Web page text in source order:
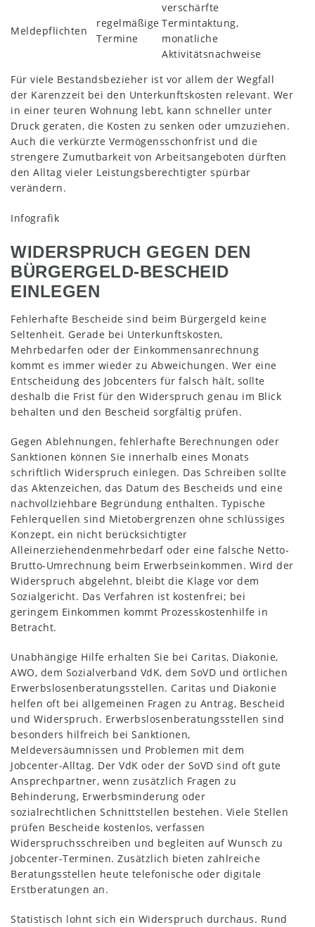
Meldepflichten
regelmäßige
Termine
verschärfte
Termintaktung,
monatliche
Aktivitätsnachweise
Für viele Bestandsbezieher ist vor allem der Wegfall
der Karenzzeit bei den Unterkunftskosten relevant. Wer
in einer teuren Wohnung lebt, kann schneller unter
Druck geraten, die Kosten zu senken oder umzuziehen.
Auch die verkürzte Vermögensschonfrist und die
strengere Zumutbarkeit von Arbeitsangeboten dürften
den Alltag vieler Leistungsberechtigter spürbar
verändern.
Infografik
WIDERSPRUCH GEGEN DEN
BÜRGERGELD-BESCHEID
EINLEGEN
Fehlerhafte Bescheide sind beim Bürgergeld keine
Seltenheit. Gerade bei Unterkunftskosten,
Mehrbedarfen oder der Einkommensanrechnung
kommt es immer wieder zu Abweichungen. Wer eine
Entscheidung des Jobcenters für falsch hält, sollte
deshalb die Frist für den Widerspruch genau im Blick
behalten und den Bescheid sorgfältig prüfen.
Gegen Ablehnungen, fehlerhafte Berechnungen oder
Sanktionen können Sie innerhalb eines Monats
schriftlich Widerspruch einlegen. Das Schreiben sollte
das Aktenzeichen, das Datum des Bescheids und eine
nachvollziehbare Begründung enthalten. Typische
Fehlerquellen sind Mietobergrenzen ohne schlüssiges
Konzept, ein nicht berücksichtigter
Alleinerziehendenmehrbedarf oder eine falsche Netto-
Brutto-Umrechnung beim Erwerbseinkommen. Wird der
Widerspruch abgelehnt, bleibt die Klage vor dem
Sozialgericht. Das Verfahren ist kostenfrei; bei
geringem Einkommen kommt Prozesskostenhilfe in
Betracht.
Unabhängige Hilfe erhalten Sie bei Caritas, Diakonie,
AWO, dem Sozialverband VdK, dem SoVD und örtlichen
Erwerbslosenberatungsstellen. Caritas und Diakonie
helfen oft bei allgemeinen Fragen zu Antrag, Bescheid
und Widerspruch. Erwerbslosenberatungsstellen sind
besonders hilfreich bei Sanktionen,
Meldeversäumnissen und Problemen mit dem
Jobcenter-Alltag. Der VdK oder der SoVD sind oft gute
Ansprechpartner, wenn zusätzlich Fragen zu
Behinderung, Erwerbsminderung oder
sozialrechtlichen Schnittstellen bestehen. Viele Stellen
prüfen Bescheide kostenlos, verfassen
Widerspruchsschreiben und begleiten auf Wunsch zu
Jobcenter-Terminen. Zusätzlich bieten zahlreiche
Beratungsstellen heute telefonische oder digitale
Erstberatungen an.
Statistisch lohnt sich ein Widerspruch durchaus. Rund